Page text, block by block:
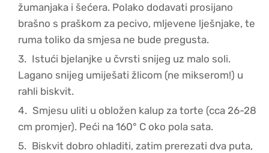
žumanjaka i šećera. Polako dodavati prosijano
brašno s praškom za pecivo, mljevene lješnjake, te
ruma toliko da smjesa ne bude pregusta.
Istući bjelanjke u čvrsti snijeg uz malo soli.
Lagano snijeg umiješati žlicom (ne mikserom!) u
rahli biskvit.
Smjesu uliti u obložen kalup za torte (cca 26-28
cm promjer). Peći na 160° C oko pola sata.
Biskvit dobro ohladiti, zatim prerezati dva puta,